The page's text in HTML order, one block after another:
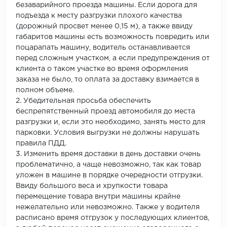
безаварийного проезда машины. Если дорога для
подъезда к месту разгрузки плохого качества
(дорожный просвет менее 0,15 м), а также ввиду
габаритов машины есть возможность повредить или
поцарапать машину, водитель останавливается
перед сложным участком, а если предупреждения от
клиента о таком участке во время оформления
заказа не было, то оплата за доставку взимается в
полном объеме.
2. Убедительная просьба обеспечить
беспрепятственный проезд автомобиля до места
разгрузки и, если это необходимо, занять место для
парковки. Условия выгрузки не должны нарушать
правила ПДД.
3. Изменить время доставки в день доставки очень
проблематично, а чаще невозможно, так как товар
уложен в машине в порядке очередности отгрузки.
Ввиду большого веса и хрупкости товара
перемещение товара внутри машины крайне
нежелательно или невозможно. Также у водителя
расписано время отгрузок у последующих клиентов,